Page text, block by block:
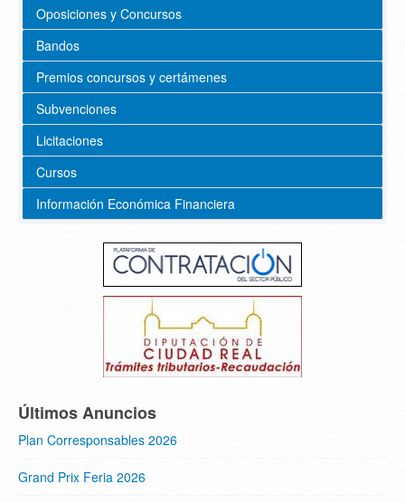
Oposiciones y Concursos
Bandos
Premios concursos y certámenes
Subvenciones
Licitaciones
Cursos
Información Económica Financiera
Últimos Anuncios
Plan Corresponsables 2026
Grand Prix Feria 2026